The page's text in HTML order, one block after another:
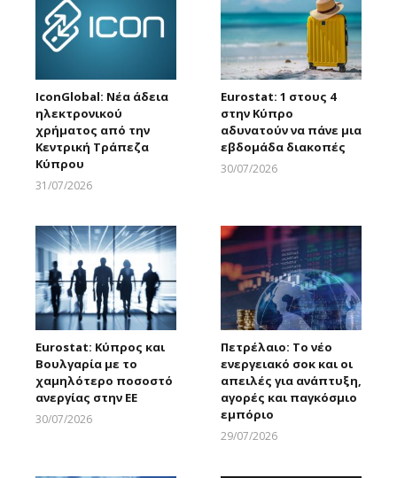
IconGlobal: Νέα άδεια
ηλεκτρονικού
χρήματος από την
Κεντρική Τράπεζα
Κύπρου
31/07/2026
Eurostat: 1 στους 4
στην Κύπρο
αδυνατούν να πάνε μια
εβδομάδα διακοπές
30/07/2026
Eurostat: Κύπρος και
Βουλγαρία με το
χαμηλότερο ποσοστό
ανεργίας στην ΕΕ
30/07/2026
Πετρέλαιο: Το νέο
ενεργειακό σοκ και οι
απειλές για ανάπτυξη,
αγορές και παγκόσμιο
εμπόριο
29/07/2026